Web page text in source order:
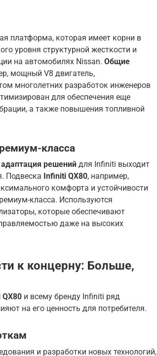
платформа, которая имеет корни в
уровня структурной жесткости и
на автомобилях Nissan. Общие
мощный V8 двигатель,
многолетних разработок инженеров
для обеспечения еще
а также повышения топливной
класса
адаптация решений для Infiniti выходит
Подвеска Infiniti QX80, например,
комфорта и устойчивости
класса. Используются
которые обеспечивают
даже на высоких
к концерну: Больше,
и всему бренду Infiniti ряд
на его ценность для потребителя.
и разработки новых технологий,